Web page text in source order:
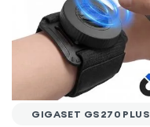
GIGASET GS270 PLUS